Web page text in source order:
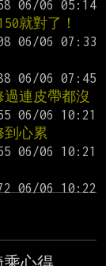
就對了！
連皮帶都沒
到心累